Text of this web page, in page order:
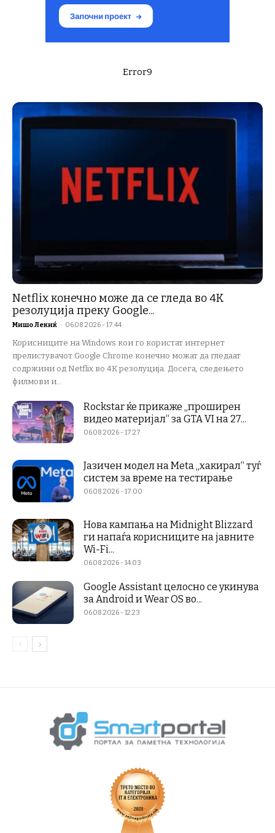
Error9
Netflix конечно може да се гледа во 4K
резолуција преку Google...
Мишо Лекиќ - 06.08.2026 - 17:44
Корисниците на Windows кои го користат интернет
прелистувачот Google Chrome конечно можат да гледаат
содржини од Netflix во 4K резолуција. Досега, следењето
филмови и...
Rockstar ќе прикаже „проширен
видео материјал“ за GTA VI на 27...
06.08.2026 - 17:27
Јазичен модел на Meta „хакирал“ туѓ
систем за време на тестирање
06.08.2026 - 17:00
Нова кампања на Midnight Blizzard
ги напаѓа корисниците на јавните
Wi-Fi...
06.08.2026 - 14:03
Google Assistant целосно се укинува
за Android и Wear OS во...
06.08.2026 - 12:23